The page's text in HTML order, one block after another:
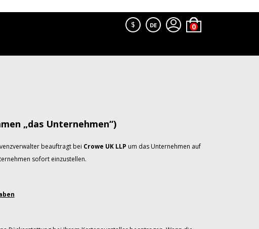
$ DE
„das Unternehmen“)
beauftragt bei Crowe UK LLP um das Unternehmen auf
sofort einzustellen.